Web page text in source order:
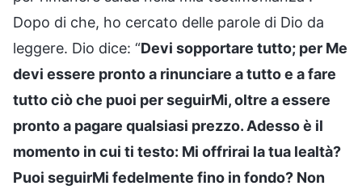
Dopo di che, ho cercato delle parole di Dio da
leggere. Dio dice: “Devi sopportare tutto; per Me
devi essere pronto a rinunciare a tutto e a fare
tutto ciò che puoi per seguirMi, oltre a essere
pronto a pagare qualsiasi prezzo. Adesso è il
momento in cui ti testo: Mi offrirai la tua lealtà?
Puoi seguirMi fedelmente fino in fondo? Non